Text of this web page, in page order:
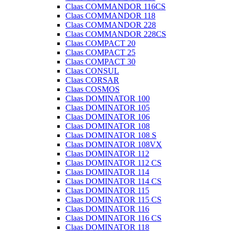
Claas COMMANDOR 116CS
Claas COMMANDOR 118
Claas COMMANDOR 228
Claas COMMANDOR 228CS
Claas COMPACT 20
Claas COMPACT 25
Claas COMPACT 30
Claas CONSUL
Claas CORSAR
Claas COSMOS
Claas DOMINATOR 100
Claas DOMINATOR 105
Claas DOMINATOR 106
Claas DOMINATOR 108
Claas DOMINATOR 108 S
Claas DOMINATOR 108VX
Claas DOMINATOR 112
Claas DOMINATOR 112 CS
Claas DOMINATOR 114
Claas DOMINATOR 114 CS
Claas DOMINATOR 115
Claas DOMINATOR 115 CS
Claas DOMINATOR 116
Claas DOMINATOR 116 CS
Claas DOMINATOR 118